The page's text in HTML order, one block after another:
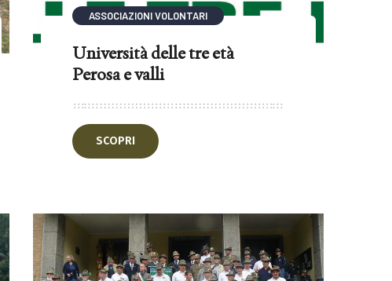
ASSOCIAZIONI VOLONTARI
Università delle tre età
Perosa e valli
SCOPRI